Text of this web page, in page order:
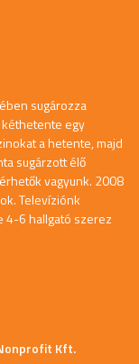
sugározza
kéthetente egy
a hetente, majd
sugárzott élő
vagyunk. 2008
Televíziónk
4-6 hallgató szerez
Kft.